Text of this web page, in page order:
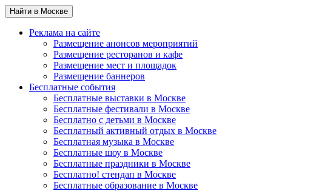
Найти в Москве
Реклама на сайте
Размещение анонсов мероприятий
Размещение ресторанов и кафе
Размещение мест и площадок
Размещение баннеров
Бесплатные события
Бесплатные выставки в Москве
Бесплатные фестивали в Москве
Бесплатно с детьми в Москве
Бесплатный активный отдых в Москве
Бесплатная музыка в Москве
Бесплатные шоу в Москве
Бесплатные праздники в Москве
Бесплатно! стендап в Москве
Бесплатные образование в Москве